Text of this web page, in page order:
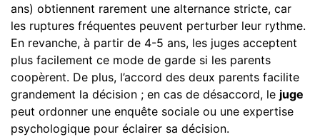
ans) obtiennent rarement une alternance stricte, car
les ruptures fréquentes peuvent perturber leur rythme.
En revanche, à partir de 4-5 ans, les juges acceptent
plus facilement ce mode de garde si les parents
coopèrent. De plus, l’accord des deux parents facilite
grandement la décision ; en cas de désaccord, le juge
peut ordonner une enquête sociale ou une expertise
psychologique pour éclairer sa décision.